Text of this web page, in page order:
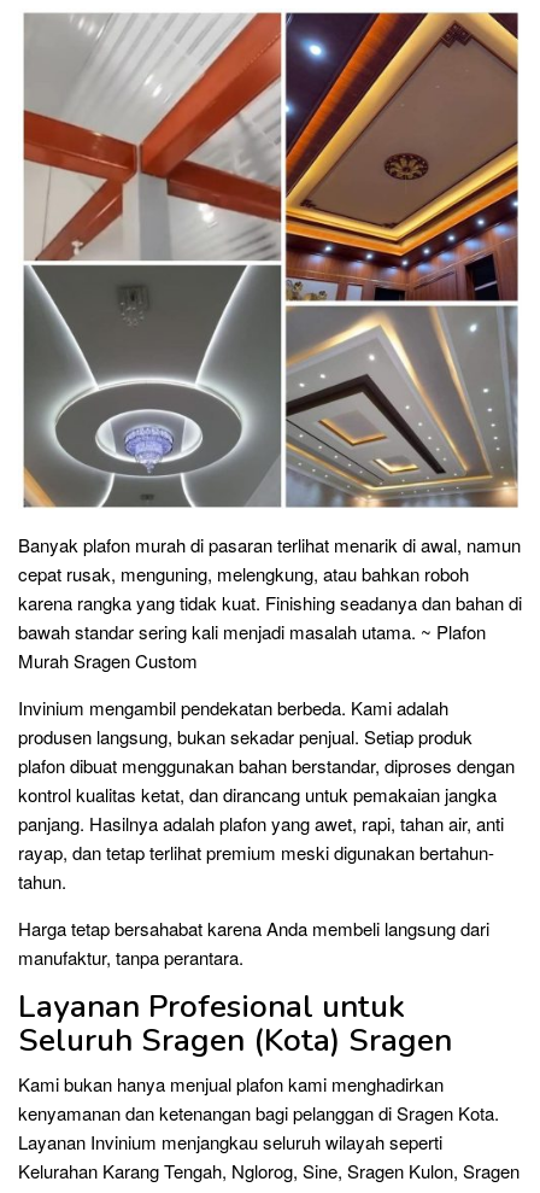
Banyak plafon murah di pasaran terlihat menarik di awal, namun
cepat rusak, menguning, melengkung, atau bahkan roboh
karena rangka yang tidak kuat. Finishing seadanya dan bahan di
bawah standar sering kali menjadi masalah utama. ~ Plafon
Murah Sragen Custom
Invinium mengambil pendekatan berbeda. Kami adalah
produsen langsung, bukan sekadar penjual. Setiap produk
plafon dibuat menggunakan bahan berstandar, diproses dengan
kontrol kualitas ketat, dan dirancang untuk pemakaian jangka
panjang. Hasilnya adalah plafon yang awet, rapi, tahan air, anti
rayap, dan tetap terlihat premium meski digunakan bertahun-
tahun.
Harga tetap bersahabat karena Anda membeli langsung dari
manufaktur, tanpa perantara.
Layanan Profesional untuk
Seluruh Sragen (Kota) Sragen
Kami bukan hanya menjual plafon kami menghadirkan
kenyamanan dan ketenangan bagi pelanggan di Sragen Kota.
Layanan Invinium menjangkau seluruh wilayah seperti
Kelurahan Karang Tengah, Nglorog, Sine, Sragen Kulon, Sragen